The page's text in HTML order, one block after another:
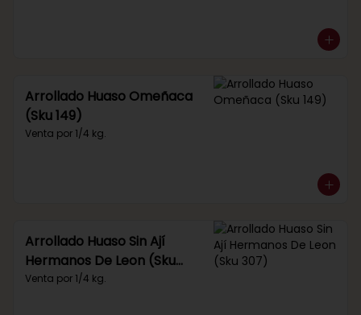
Arrollado Huaso Omeñaca
(Sku 149)
Venta por 1/4 kg.
Arrollado Huaso Sin Ají
Hermanos De Leon (Sku
307)
Venta por 1/4 kg.